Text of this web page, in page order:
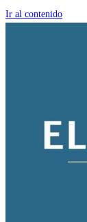
Ir al contenido